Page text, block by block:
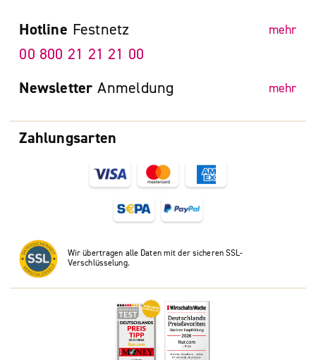
Zahlungsarten
Wir übertragen alle Daten mit der sicheren SSL-
Verschlüsselung.
Hotline Festnetz mehr
00 800 21 21 21 00
Newsletter Anmeldung mehr